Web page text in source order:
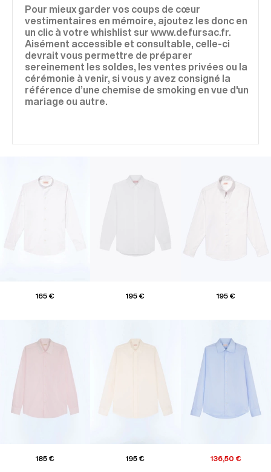
Pour mieux garder vos coups de cœur
vestimentaires en mémoire, ajoutez les donc en
un clic à votre whishlist sur www.defursac.fr.
Aisément accessible et consultable, celle-ci
devrait vous permettre de préparer
sereinement les soldes, les ventes privées ou la
cérémonie à venir, si vous y avez consigné la
référence d’une chemise de smoking en vue d'un
mariage ou autre.
165 € 195 € 195 €
185 € 195 € 136,50 €